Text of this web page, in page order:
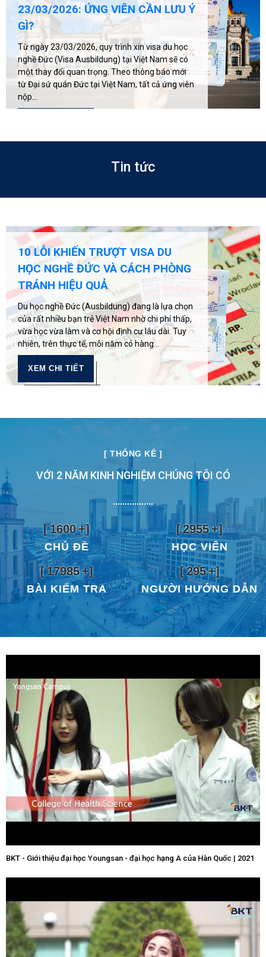
TRÁNH HIỆU QUẢ
Du học nghề Đức (Ausbildung) đang là lựa chọn
của rất nhiều bạn trẻ Việt Nam nhờ chi phí thấp,
vừa học vừa làm và cơ hội định cư lâu dài. Tuy
nhiên, trên thực tế, mỗi năm có hàng...
XEM CHI TIẾT
Tin tức
ĐỨC CẢI CÁCH KHẤU TRỪ THUẾ
ĐI LẠI: HÀNG TRIỆU NGƯỜI LAO
ĐỘNG HƯỞNG LỢI TỪ NĂM 2026
Chính phủ Đức dưới sự lãnh đạo của Thủ tướng
Friedrich Merz vừa công bố một cải cách quan
trọng liên quan đến khấu trừ thuế chi phí đi lại,
dự kiến áp dụng từ ngày 01/01/2026. Chính...
XEM CHI TIẾT
[ THỐNG KÊ ]
VỚI 2 NĂM KINH NGHIỆM CHÚNG TÔI CÓ
[1600+]
CHỦ ĐỀ
[2955+]
HỌC VIÊN
[17985+]
BÀI KIỂM TRA
[295+]
NGƯỜI HƯỚNG DẪN
BKT - Giới thiệu đại học Youngsan - đại học hạng A của Hàn Quốc | 2021